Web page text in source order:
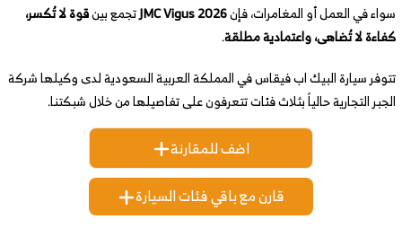
سواء في العمل أو المغامرات، فإنJMC Vigus 2026تجمع بينقوة لا تُكسر،
كفاءة لا تُضاهى، واعتمادية مطلقة.
تتوفر سيارة البيك اب فيقاس في المملكة العربية السعودية لدى وكيلها شركة
الجبر التجارية حالياً بثلاث فئات تتعرفون على تفاصيلها من خلال شبكتنا.
اضف للمقارنة
قارن مع باقي فئات السيارة